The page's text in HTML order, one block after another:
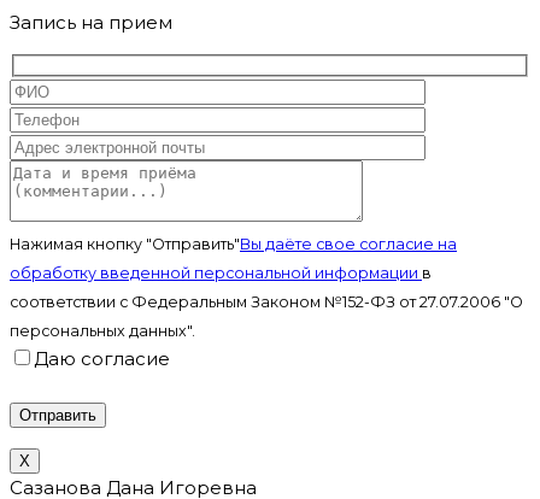
Запись на прием
Нажимая кнопку "Отправить"Вы даёте свое согласие на
обработку введенной персональной информации в
соответствии с Федеральным Законом №152-ФЗ от 27.07.2006 "О
персональных данных".
Даю согласие
X
Сазанова Дана Игоревна